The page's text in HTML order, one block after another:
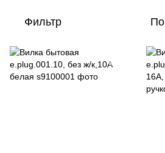
Фильтр